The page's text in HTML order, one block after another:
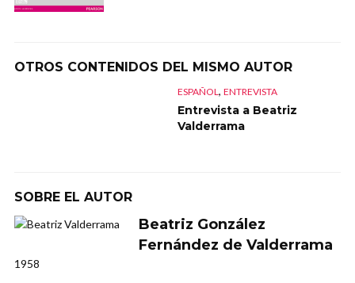
OTROS CONTENIDOS DEL MISMO AUTOR
ESPAÑOL, ENTREVISTA
Entrevista a Beatriz
Valderrama
SOBRE EL AUTOR
Beatriz González
Fernández de Valderrama
1958